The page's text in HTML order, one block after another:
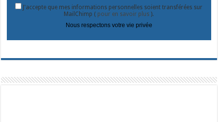
J'accepte que mes informations personnelles soient transférées sur
MailChimp ( pour en savoir plus).
Nous respectons votre vie privée